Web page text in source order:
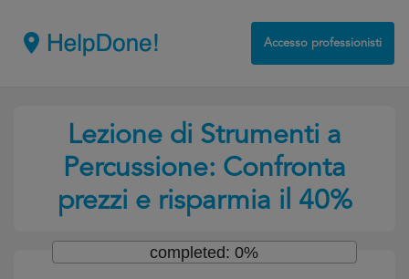
Accesso professionisti
Lezione di Strumenti a
Percussione: Confronta
prezzi e risparmia il 40%
completed: 0%